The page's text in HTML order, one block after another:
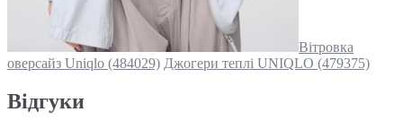
Вітровка
оверсайз Uniqlo (484029) Джогери теплі UNIQLO (479375)
Відгуки